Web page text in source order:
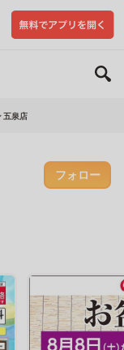
五泉店
フォロー